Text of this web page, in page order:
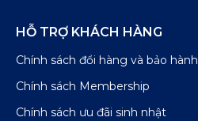
HỖ TRỢ KHÁCH HÀNG
Chính sách đổi hàng và bảo hành
Chính sách Membership
Chính sách ưu đãi sinh nhật